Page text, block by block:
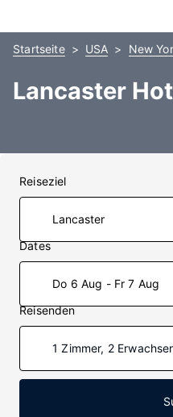
Startseite USA New
Lancaster
Reiseziel
Dates
Do 6 Aug - Fr 7 Aug
Reisenden
1 Zimmer, 2